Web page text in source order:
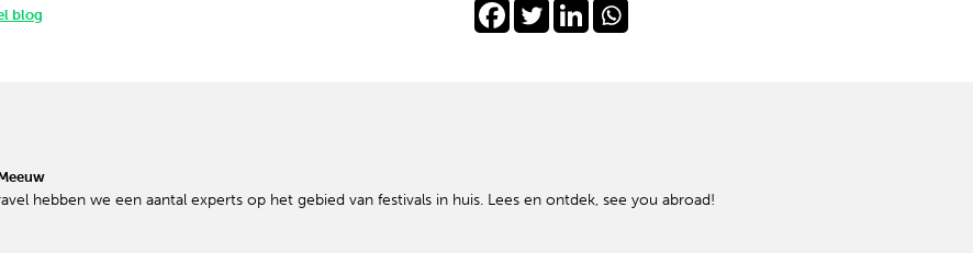
blog
hebben we een aantal experts op het gebied van festivals in huis. Lees en ontdek, see you abroad!